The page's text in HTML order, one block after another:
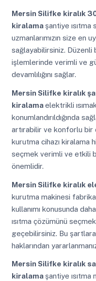
Mersin Silifke kiralık
kiralama şantiye
uzmanlarımızın size en
sağlayabilirsiniz. Düzenli
işlemlerinde verimli ve
devamlılığını sağlar.
Mersin Silifke kiralık
kiralamaelektrikli
konumlandırıldığında
artırabilir ve konforlu bir
kurutma cihazı kiralama
seçmek verimli ve etkili
önemlidir.
Mersin Silifke kiralık
kurutma makinesi fabrika
kullanımı konusunda
ısıtma çözümünü
geçebilirsiniz. Bu
haklarından
Mersin Silifke kiralık
kiralama şantiye